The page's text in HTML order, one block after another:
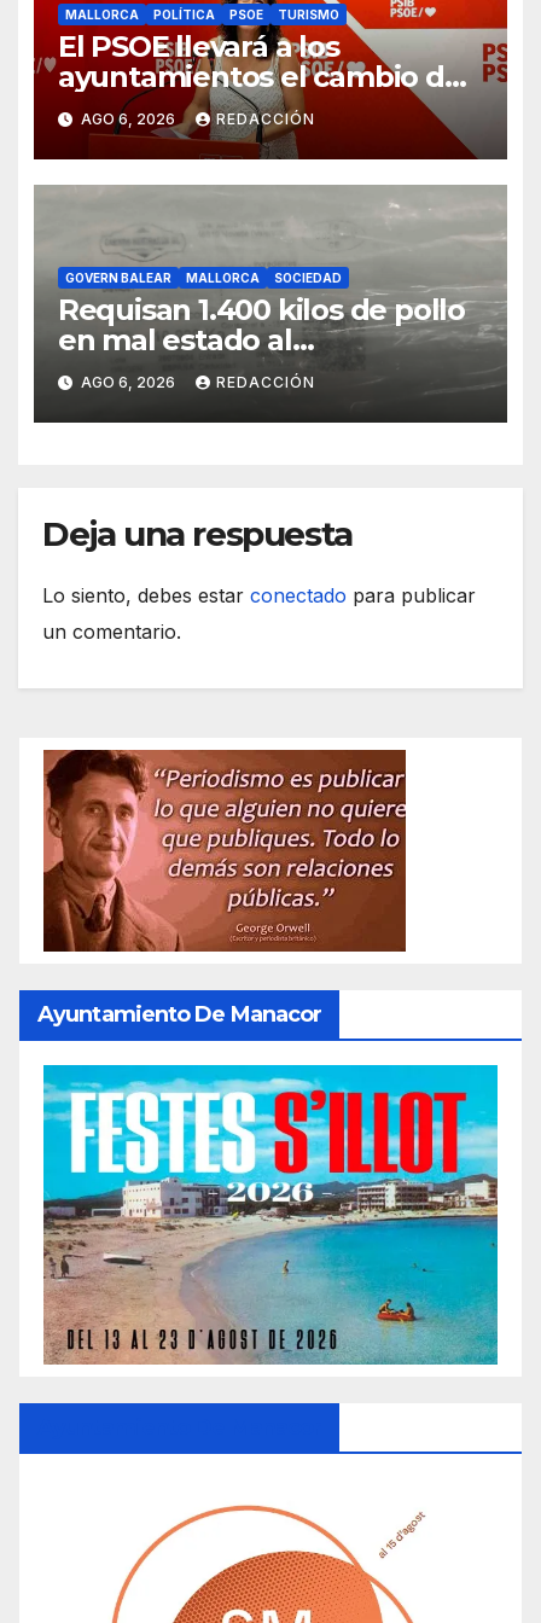
MALLORCA POLÍTICA PSOE TURISMO
El PSOE llevará a los
ayuntamientos el cambio de
modelo turístico y de vivienda
AGO 6, 2026 REDACCIÓN
GOVERN BALEAR MALLORCA SOCIEDAD
Requisan 1.400 kilos de pollo
en mal estado al
transportarse sin refrigerar
AGO 6, 2026 REDACCIÓN
Deja una respuesta
Lo siento, debes estar conectado para publicar
un comentario.
Ayuntamiento De Manacor